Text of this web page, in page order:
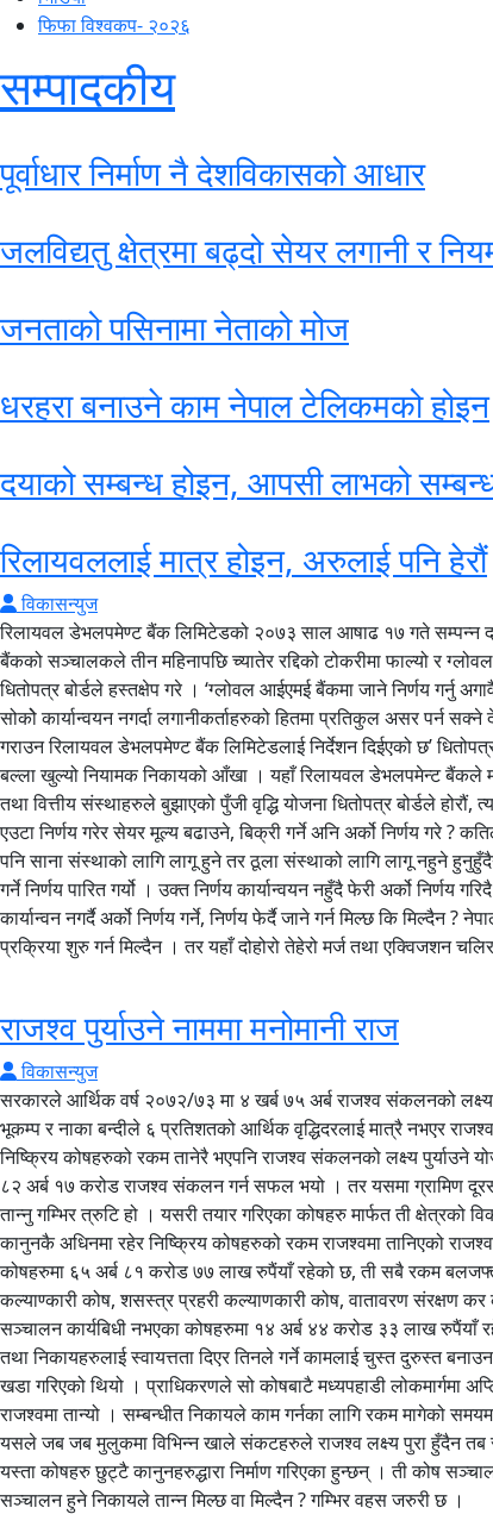
फिफा विश्वकप- २०२६
सम्पादकीय
पूर्वाधार निर्माण नै देशविकासको आधार
जलविद्यतु क्षेत्रमा बढ्दो सेयर लगानी र
जनताको पसिनामा नेताको मोज
धरहरा बनाउने काम नेपाल टेलिकमको होइन
दयाको सम्बन्ध होइन, आपसी लाभको
रिलायवललाई मात्र होइन, अरुलाई पनि हेरौं
विकासन्युज
रिलायवल डेभलपमेण्ट बैंक लिमिटेडको २०७३ साल आषाढ १७ गते सम्पन्न
बैंकको सञ्चालकले तीन महिनापछि च्यातेर रद्दिको टोकरीमा फाल्यो र
धितोपत्र बोर्डले हस्तक्षेप गरे । ‘ग्लोवल आईएमई बैंकमा जाने निर्णय गर्नु
सोकोे कार्यान्वयन नगर्दा लगानीकर्ताहरुको हितमा प्रतिकुल असर पर्न
गराउन रिलायवल डेभलपमेण्ट बैंक लिमिटेडलाई निर्देशन दिईएको छ’
बल्ला खुल्यो नियामक निकायको आँखा । यहाँ रिलायवल डेभलपमेन्ट बैंकले
तथा वित्तीय संस्थाहरुले बुझाएको पुँजी वृद्धि योजना धितोपत्र बोर्डले
एउटा निर्णय गरेर सेयर मूल्य बढाउने, बिक्री गर्ने अनि अर्को निर्णय गरे ?
पनि साना संस्थाको लागि लागू हुने तर ठूला संस्थाको लागि लागू नहुने
गर्ने निर्णय पारित गर्यो । उक्त निर्णय कार्यान्वयन नहुँदै फेरी अर्को
कार्यान्वन नगर्दै अर्को निर्णय गर्ने, निर्णय फेर्दै जाने गर्न मिल्छ कि
प्रक्रिया शुरु गर्न मिल्दैन । तर यहाँ दोहोरो तेहेरो मर्ज तथा एक्विजशन
राजश्व पुर्याउने नाममा मनोमानी राज
विकासन्युज
सरकारले आर्थिक वर्ष २०७२/७३ मा ४ खर्ब ७५ अर्ब राजश्व संकलनको
भूकम्प र नाका बन्दीले ६ प्रतिशतको आर्थिक वृद्धिदरलाई मात्रै नभएर
निष्क्रिय कोषहरुको रकम तानेरै भएपनि राजश्व संकलनको लक्ष्य पुर्याउने
८२ अर्ब १७ करोड राजश्व संकलन गर्न सफल भयो । तर यसमा ग्रामिण
तान्नु गम्भिर त्रुटि हो । यसरी तयार गरिएका कोषहरु मार्फत ती
कानुनकै अधिनमा रहेर निष्क्रिय कोषहरुको रकम राजश्वमा तानिएको
कोषहरुमा ६५ अर्ब ८१ करोड ७७ लाख रुपैंयाँ रहेको छ, ती सबै रकम
कल्याण्कारी कोष, शसस्त्र प्रहरी कल्याणकारी कोष, वातावरण संरक्षण कर
सञ्चालन कार्यबिधी नभएका कोषहरुमा १४ अर्ब ४४ करोड ३३ लाख रुपैंयाँ
तथा निकायहरुलाई स्वायत्तता दिएर तिनले गर्ने कामलाई चुस्त दुरुस्त
खडा गरिएको थियो । प्राधिकरणले सो कोषबाटै मध्यपहाडी लोकमार्गमा
राजश्वमा तान्यो । सम्बन्धीत निकायले काम गर्नका लागि रकम मागेको
यसले जब जब मुलुकमा विभिन्न खाले संकटहरुले राजश्व लक्ष्य पुरा हुँदैन तब
यस्ता कोषहरु छुट्टै कानुनहरुद्धारा निर्माण गरिएका हुन्छन् । ती कोष
सञ्चालन हुने निकायले तान्न मिल्छ वा मिल्दैन ? गम्भिर वहस जरुरी छ ।